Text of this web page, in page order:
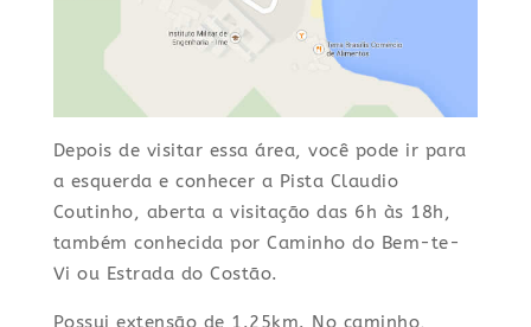
Depois de visitar essa área, você pode ir para
a esquerda e conhecer a Pista Claudio
Coutinho, aberta a visitação das 6h às 18h,
também conhecida por Caminho do Bem-te-
Vi ou Estrada do Costão.
Possui extensão de 1.25km. No caminho,